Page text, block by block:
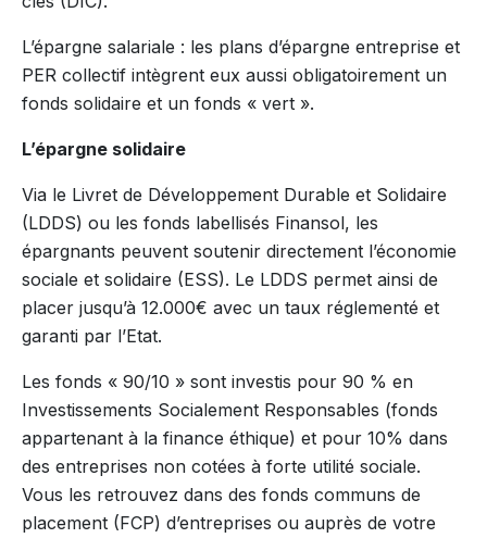
L’épargne salariale : les plans d’épargne entreprise et
PER collectif intègrent eux aussi obligatoirement un
fonds solidaire et un fonds « vert ».
L’épargne solidaire
Via le Livret de Développement Durable et Solidaire
(LDDS) ou les fonds labellisés Finansol, les
épargnants peuvent soutenir directement l’économie
sociale et solidaire (ESS). Le LDDS permet ainsi de
placer jusqu’à 12.000€ avec un taux réglementé et
garanti par l’Etat.
Les fonds « 90/10 » sont investis pour 90 % en
Investissements Socialement Responsables (fonds
appartenant à la finance éthique) et pour 10% dans
des entreprises non cotées à forte utilité sociale.
Vous les retrouvez dans des fonds communs de
placement (FCP) d’entreprises ou auprès de votre